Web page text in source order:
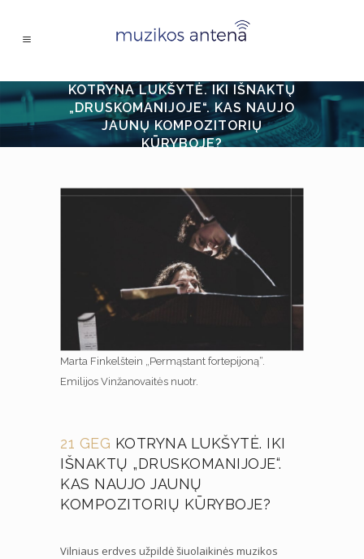
KOTRYNA LUKŠYTĖ. IKI IŠNAKTŲ
„DRUSKOMANIJOJE“. KAS NAUJO
JAUNŲ KOMPOZITORIŲ
KŪRYBOJE?
Marta Finkelštein „Permąstant fortepijoną“.
Emilijos Vinžanovaitės nuotr.
21 GEG KOTRYNA LUKŠYTĖ. IKI
IŠNAKTŲ „DRUSKOMANIJOJE“.
KAS NAUJO JAUNŲ
KOMPOZITORIŲ KŪRYBOJE?
Vilniaus erdves užpildė šiuolaikinės muzikos